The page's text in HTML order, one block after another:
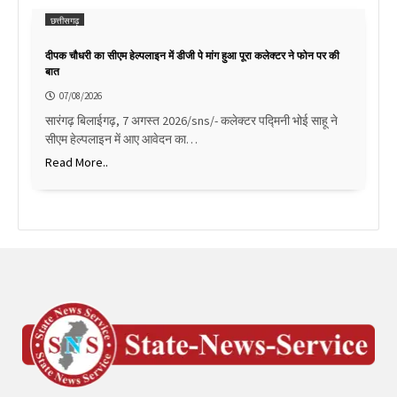
छत्तीसगढ़
दीपक चौधरी का सीएम हेल्पलाइन में डीजी पे मांग हुआ पूरा कलेक्टर ने फोन पर की
बात
07/08/2026
सारंगढ़ बिलाईगढ़, 7 अगस्त 2026/sns/- कलेक्टर पद्मिनी भोई साहू ने
सीएम हेल्पलाइन में आए आवेदन का…
Read More..